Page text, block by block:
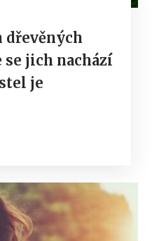
dřevěných
se jich nachází
je